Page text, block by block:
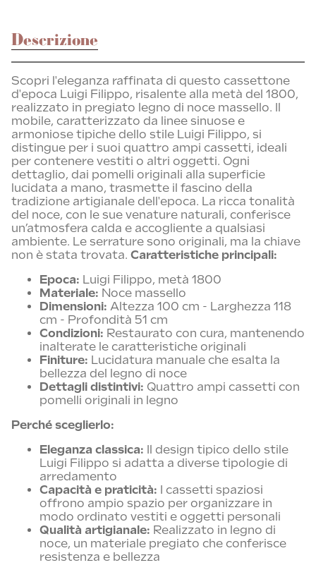
Descrizione
Scopri l'eleganza raffinata di questo cassettone
d'epoca Luigi Filippo, risalente alla metà del 1800,
realizzato in pregiato legno di noce massello. Il
mobile, caratterizzato da linee sinuose e
armoniose tipiche dello stile Luigi Filippo, si
distingue per i suoi quattro ampi cassetti, ideali
per contenere vestiti o altri oggetti. Ogni
dettaglio, dai pomelli originali alla superficie
lucidata a mano, trasmette il fascino della
tradizione artigianale dell'epoca. La ricca tonalità
del noce, con le sue venature naturali, conferisce
un’atmosfera calda e accogliente a qualsiasi
ambiente. Le serrature sono originali, ma la chiave
non è stata trovata. Caratteristiche principali:
Epoca: Luigi Filippo, metà 1800
Materiale: Noce massello
Dimensioni: Altezza 100 cm - Larghezza 118
cm - Profondità 51 cm
Condizioni: Restaurato con cura, mantenendo
inalterate le caratteristiche originali
Finiture: Lucidatura manuale che esalta la
bellezza del legno di noce
Dettagli distintivi: Quattro ampi cassetti con
pomelli originali in legno
Perché sceglierlo:
Eleganza classica: Il design tipico dello stile
Luigi Filippo si adatta a diverse tipologie di
arredamento
Capacità e praticità: I cassetti spaziosi
offrono ampio spazio per organizzare in
modo ordinato vestiti e oggetti personali
Qualità artigianale: Realizzato in legno di
noce, un materiale pregiato che conferisce
resistenza e bellezza